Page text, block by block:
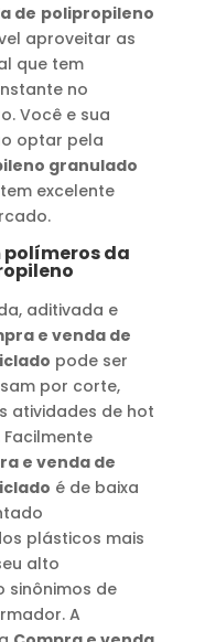
de polipropileno
aproveitar as
que tem
no
Você e sua
optar pela
granulado
excelente
polímeros da
aditivada e
e venda de
pode ser
por corte,
atividades de hot
e venda de
é de baixa
plásticos mais
alto
sinônimos de
A